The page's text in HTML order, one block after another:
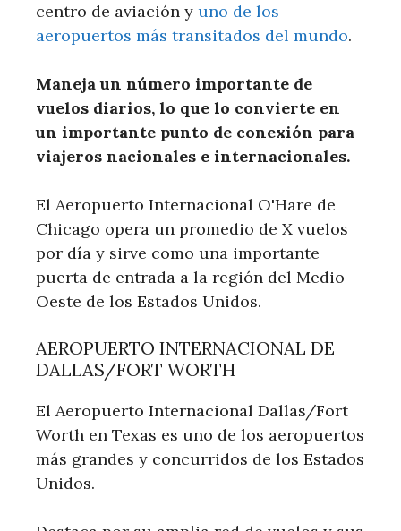
centro de aviación y uno de los
aeropuertos más transitados del mundo.
Maneja un número importante de
vuelos diarios, lo que lo convierte en
un importante punto de conexión para
viajeros nacionales e internacionales.
El Aeropuerto Internacional O'Hare de
Chicago opera un promedio de X vuelos
por día y sirve como una importante
puerta de entrada a la región del Medio
Oeste de los Estados Unidos.
AEROPUERTO INTERNACIONAL DE
DALLAS/FORT WORTH
El Aeropuerto Internacional Dallas/Fort
Worth en Texas es uno de los aeropuertos
más grandes y concurridos de los Estados
Unidos.